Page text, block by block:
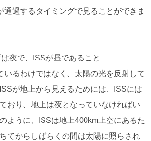
通過するタイミングで見ることができま
夜で、ISSが昼であること
いるわけではなく、太陽の光を反射して
が地上から見えるためには、ISSには
おり、地上は夜となっていなければい
ように、ISSは地上400km上空にあるた
てからしばらくの間は太陽に照らされ